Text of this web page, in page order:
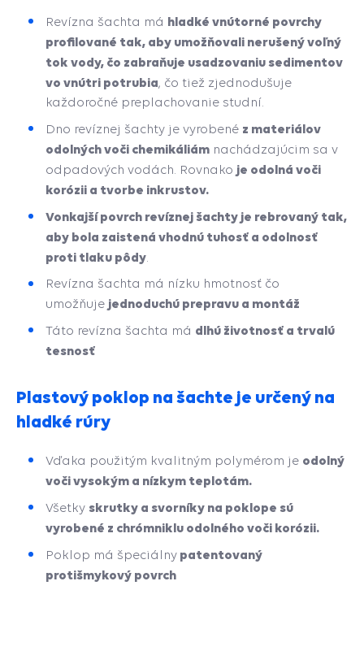
Revízna šachta má hladké vnútorné povrchy
profilované tak, aby umožňovali nerušený voľný
tok vody, čo zabraňuje usadzovaniu sedimentov
vo vnútri potrubia, čo tiež zjednodušuje
každoročné preplachovanie studní.
Dno revíznej šachty je vyrobené z materiálov
odolných voči chemikáliám nachádzajúcim sa v
odpadových vodách. Rovnako je odolná voči
korózii a tvorbe inkrustov.
Vonkajší povrch revíznej šachty je rebrovaný tak,
aby bola zaistená vhodnú tuhosť a odolnosť
proti tlaku pôdy
Revízna šachta má nízku hmotnosť čo
umožňuje jednoduchú prepravu a montáž
Táto revízna šachta má dlhú životnosť a trvalú
tesnosť
Plastový poklop na šachte je určený na
hladké rúry
Vďaka použitým kvalitným polymérom je odolný
voči vysokým a nízkym teplotám.
Všetky skrutky a svorníky na poklope sú
vyrobené z chrómniklu odolného voči korózii.
Poklop má špeciálny patentovaný
protišmykový povrch